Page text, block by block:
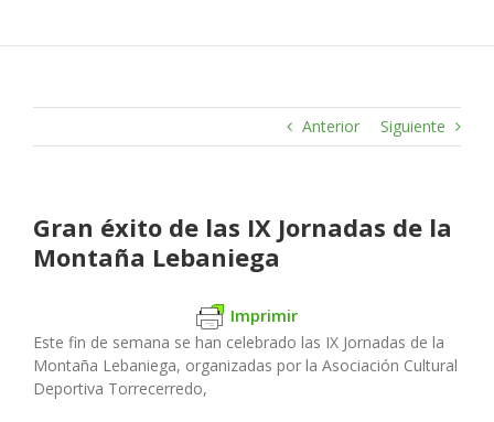
Anterior Siguiente
Gran éxito de las IX Jornadas de la
Montaña Lebaniega
Imprimir
Este fin de semana se han celebrado las IX Jornadas de la
Montaña Lebaniega, organizadas por la Asociación Cultural
Deportiva Torrecerredo,